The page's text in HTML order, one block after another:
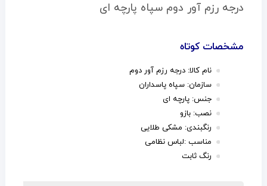
درجه رزم آور دوم سپاه پارچه ای
مشخصات کوتاه
نام کالا: درجه رزم آور دوم
سازمان: سپاه پاسداران
جنس: پارچه ای
نصب: بازو
رنگبندی: مشکی طلایی
مناسب :لباس نظامی
رنگ ثابت